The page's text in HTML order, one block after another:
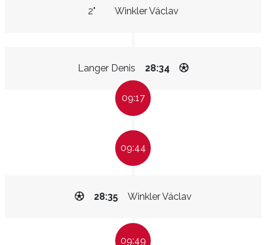
Winkler Václav
2"
Langer Denis 28:34
09:17
09:44
Winkler Václav
28:35
09:49